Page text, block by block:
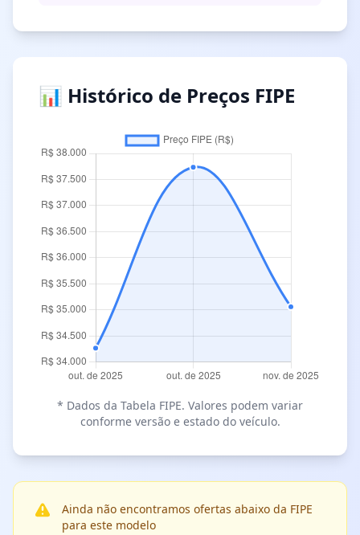
📊 Histórico de Preços FIPE
* Dados da Tabela FIPE. Valores podem variar
conforme versão e estado do veículo.
Ainda não encontramos ofertas abaixo da FIPE
para este modelo